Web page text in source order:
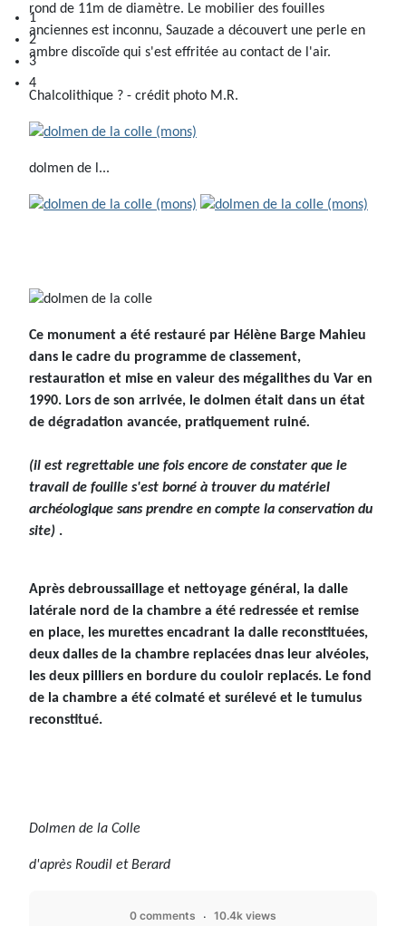
2
3
4
rond de 11m de diamètre. Le mobilier des fouilles
anciennes est inconnu, Sauzade a découvert une perle en
ambre discoïde qui s'est effritée au contact de l'air.
Chalcolithique ? - crédit photo M.R.
dolmen de l...
Ce monument a été restauré par Hélène Barge Mahieu
dans le cadre du programme de classement,
restauration et mise en valeur des mégalithes du Var en
1990. Lors de son arrivée, le dolmen était dans un état
de dégradation avancée, pratiquement ruiné.
(il est regrettable une fois encore de constater que le
travail de fouille s'est borné à trouver du matériel
archéologique sans prendre en compte la conservation du
site) .
Après debroussaillage et nettoyage général, la dalle
latérale nord de la chambre a été redressée et remise
en place, les murettes encadrant la dalle reconstituées,
deux dalles de la chambre replacées dnas leur alvéoles,
les deux pilliers en bordure du couloir replacés. Le fond
de la chambre a été colmaté et surélevé et le tumulus
reconstitué.
Dolmen de la Colle
d'après Roudil et Berard
0 comments 10.4k views